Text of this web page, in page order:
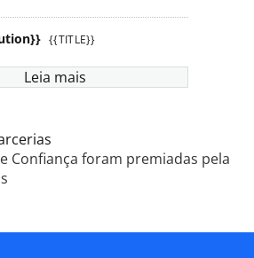
{{TITLE}}
Leia mais
e Confiança foram premiadas pela